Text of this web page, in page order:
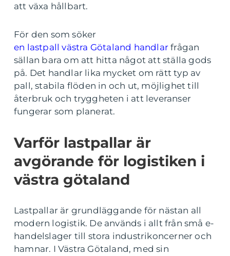
att växa hållbart.
För den som söker
en lastpall västra Götaland handlar frågan
sällan bara om att hitta något att ställa gods
på. Det handlar lika mycket om rätt typ av
pall, stabila flöden in och ut, möjlighet till
återbruk och tryggheten i att leveranser
fungerar som planerat.
Varför lastpallar är
avgörande för logistiken i
västra götaland
Lastpallar är grundläggande för nästan all
modern logistik. De används i allt från små e-
handelslager till stora industrikoncerner och
hamnar. I Västra Götaland, med sin